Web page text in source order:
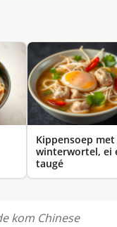
Kippensoep met
winterwortel, ei
taugé
kom Chinese